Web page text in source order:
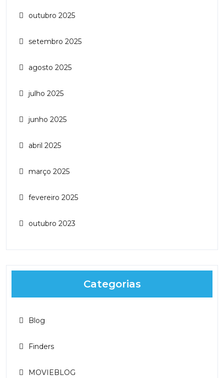
outubro 2025
setembro 2025
agosto 2025
julho 2025
junho 2025
abril 2025
março 2025
fevereiro 2025
outubro 2023
Categorias
Blog
Finders
MOVIEBLOG